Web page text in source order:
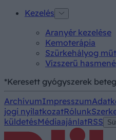
Kezelés
Aranyér kezelése
Kemoterápia
Szürkehályog
Vízszerű
*Keresett gyógyszerek
ArchívumImpresszum
jogi nyilatkozatRólunk
küldetésMédiaajánlatRSS